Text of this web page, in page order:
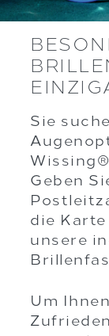
Sie
Geben
die
unsere
Um